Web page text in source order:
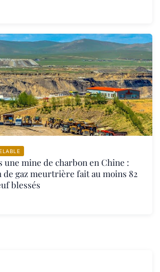
une mine de charbon en Chine :
de gaz meurtrière fait au moins 82
blessés